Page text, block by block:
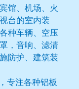
馆、机场、火
台的室内装
种车辆、空压
，音响、滤清
防护、建筑装
专注各种铝板